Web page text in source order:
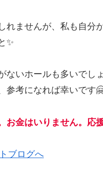
れませんが、私も自分
✨
ないホールも多いで
参考になれば幸いです
お金はいりません。応